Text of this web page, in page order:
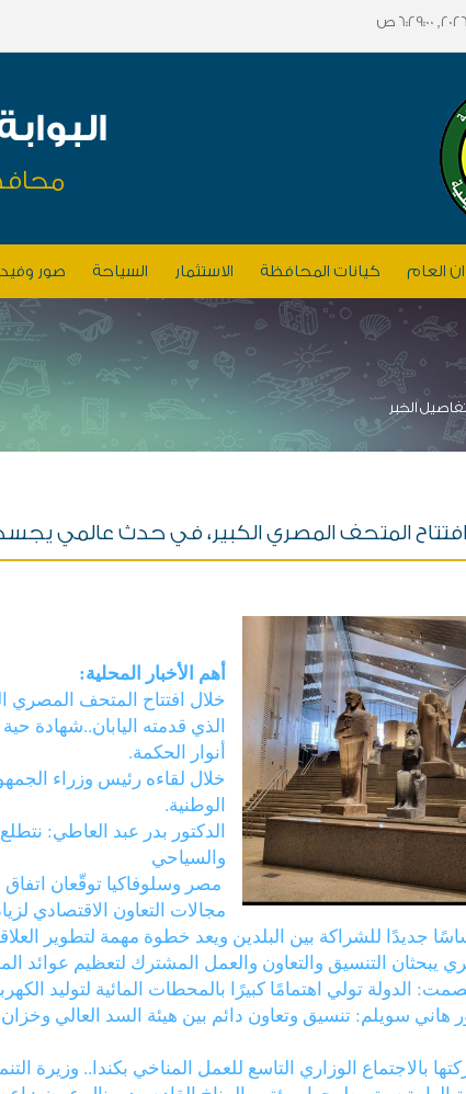
العام كيانات المحافظة الاستثمار السياحة صور
تفاصيل الخبر
المتحف المصري الكبير، في حدث عالمي
أهم الأخبار المحلية:
خلال افتتاح المتحف المصري
الذي قدمته اليابان..شهادة
أنوار الحكمة.
خلال لقاءه رئيس وزراء
الوطنية.
الدكتور بدر عبد العاطي:
والسياحي
مصر وسلوفاكيا توقّعان
مجالات التعاون الاقتصادي
جديدًا للشراكة بين البلدين ويعد خطوة مهمة لتطوير
يبحثان التنسيق والتعاون والعمل المشترك لتعظيم
الدولة تولي اهتمامًا كبيرًا بالمحطات المائية لتوليد
هاني سويلم: تنسيق وتعاون دائم بين هيئة السد العالي
بالاجتماع الوزاري التاسع للعمل المناخي بكندا.. وزيرة